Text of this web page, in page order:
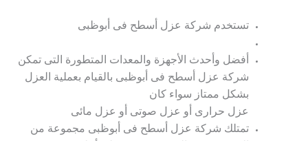
تستخدم شركة عزل أسطح فى أبوظبى
أفضل وأحدث الأجهزة والمعدات المتطورة التى تمكن
شركة عزل أسطح فى أبوظبى بالقيام بعملية العزل
بشكل ممتاز سواء كان
عزل حرارى أو عزل صوتى أو عزل مائى
تمتلك شركة عزل أسطح فى أبوظبى مجموعة من